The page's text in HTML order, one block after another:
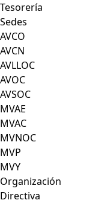
Tesorería
Sedes
AVCO
AVCN
AVLLOC
AVOC
AVSOC
MVAE
MVAC
MVNOC
MVP
MVY
Organización
Directiva